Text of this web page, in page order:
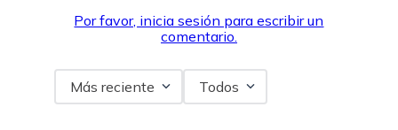
Por favor, inicia sesión para escribir un
comentario.
Más reciente Todos